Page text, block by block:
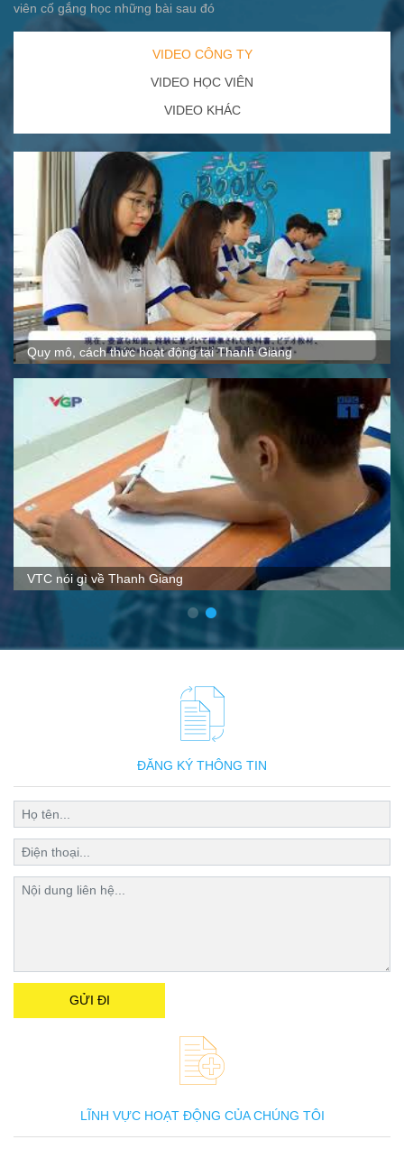
viên cố gắng học những bài sau đó
VIDEO CÔNG TY
VIDEO HỌC VIÊN
VIDEO KHÁC
Hoạt động ngoại khóa tại Thanh Giang
Hoạt động ngoại khóa tại Thanh Giang
ĐĂNG KÝ THÔNG TIN
LĨNH VỰC HOẠT ĐỘNG CỦA CHÚNG TÔI